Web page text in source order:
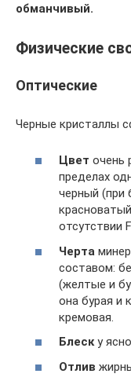
обманчивый.
Физические
Оптические
Черные кристаллы
Цвет очень
пределах
черный (при
отсутствии
Черта
составом:
(желтые и
она бурая и
кремовая.
Блеску
Отлив